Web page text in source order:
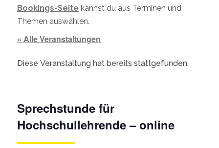
Bookings-Seite kannst du aus Terminen und
Themen auswählen.
« Alle Veranstaltungen
Diese Veranstaltung hat bereits stattgefunden.
Sprechstunde für
Hochschullehrende – online